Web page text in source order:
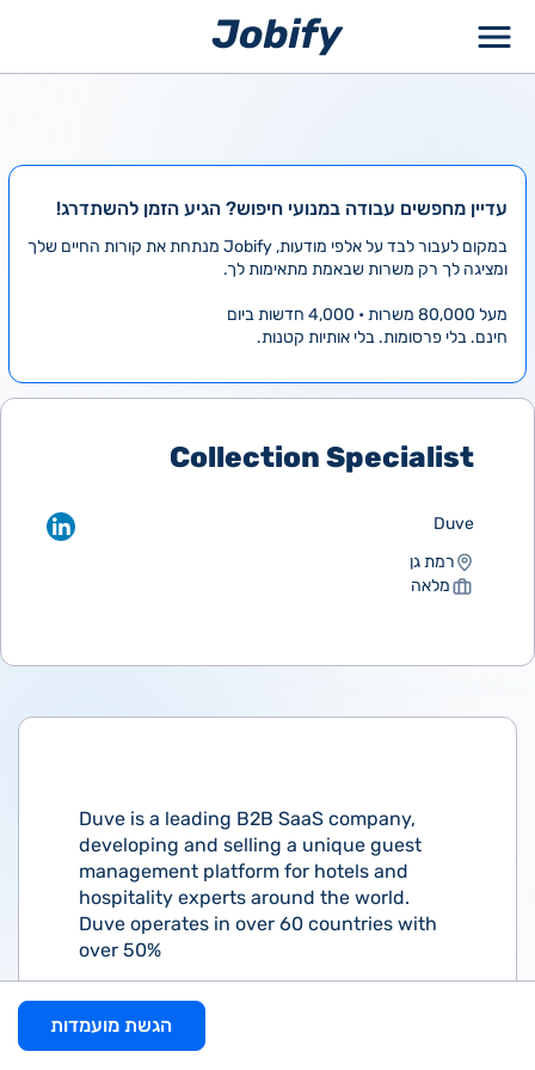
עדיין מחפשים עבודה במנועי חיפוש? הגיע הזמן להשתדרג!
במקום לעבור לבד על אלפי מודעות, Jobify מנתחת את קורות החיים שלך
ומציגה לך רק משרות שבאמת מתאימות לך.
מעל 80,000 משרות • 4,000 חדשות ביום
חינם. בלי פרסומות. בלי אותיות קטנות.
Collection Specialist
Duve
רמת גן
מלאה
Duve is a leading B2B SaaS company,
developing and selling a unique guest
management platform for hotels and
hospitality experts around the world.
Duve operates in over 60 countries with
over 50%
This is a full-time position, primarily from
Duve’s offices in Ramat- Gan in a hybrid
model.
הגשת מועמדות